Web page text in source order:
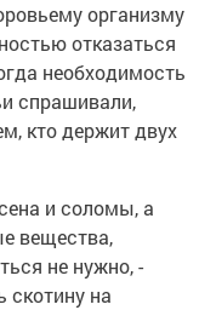
организму
отказаться
необходимость
спрашивали,
кто держит двух
и соломы, а
вещества,
не нужно, -
скотину на